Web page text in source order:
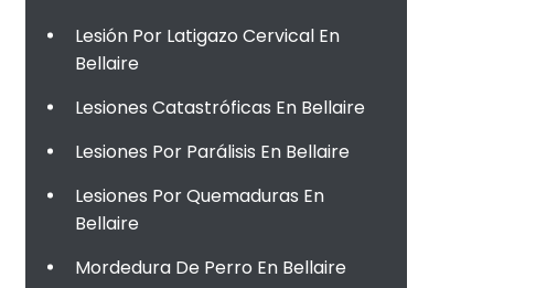
Lesión Por Latigazo Cervical En
Bellaire
Lesiones Catastróficas En Bellaire
Lesiones Por Parálisis En Bellaire
Lesiones Por Quemaduras En
Bellaire
Mordedura De Perro En Bellaire